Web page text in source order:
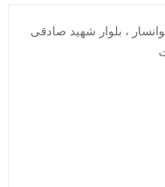
، بلوار شهید صادقی